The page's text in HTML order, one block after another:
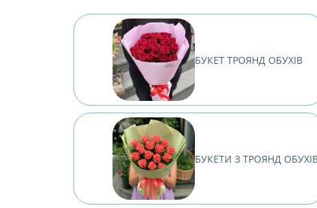
БУКЕТ ТРОЯНД ОБУХІВ
БУКЕТИ З ТРОЯНД